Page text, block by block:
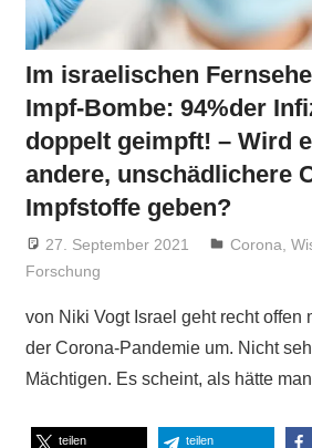
Im israelischen
Impf-Bombe: 94%der
doppelt geimpft! – Wird
andere, unschädlichere
Impfstoffe geben?
27. September 2021 Niki Vogt
Corona ,
Forschung
von Niki Vogt Israel geht recht offen
der Corona-Pandemie um. Nicht
Mächtigen. Es scheint, als hätte man
teilen teilen